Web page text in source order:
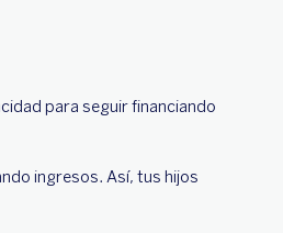
para seguir financiando
ingresos. Así, tus hijos